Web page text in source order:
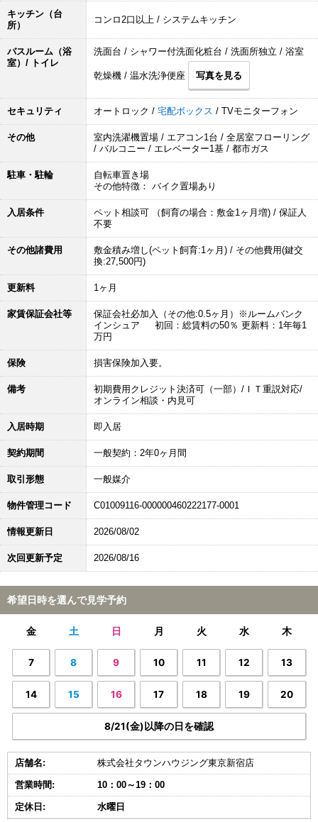
キッチン（台
所）
コンロ2口以上 / システムキッチン
バスルーム（浴
室）/ トイレ
洗面台 / シャワー付洗面化粧台 / 洗面所独立 / 浴室
乾燥機 / 温水洗浄便座 写真を見る
セキュリティ オートロック / 宅配ボックス / TVモニターフォン
その他
室内洗濯機置場 / エアコン1台 / 全居室フローリング
/ バルコニー / エレベーター1基 / 都市ガス
駐車・駐輪
自転車置き場
その他特徴： バイク置場あり
入居条件
ペット相談可 （飼育の場合：敷金1ヶ月増) / 保証人
不要
その他諸費用
敷金積み増し(ペット飼育:1ヶ月) / その他費用(鍵交
換:27,500円)
更新料 1ヶ月
家賃保証会社等
保証会社必加入（その他:0.5ヶ月）※ルームバンク
インシュア 初回：総賃料の50％ 更新料：1年毎1
万円
保険 損害保険加入要。
備考
初期費用クレジット決済可（一部）/ＩＴ重説対応/
オンライン相談・内見可
入居時期 即入居
契約期間 一般契約：2年0ヶ月間
取引形態 一般媒介
物件管理コード C01009116-000000460222177-0001
情報更新日 2026/08/02
次回更新予定 2026/08/16
希望日時を選んで見学予約
金 土 日 月 火 水 木
7 8 9 10 11 12 13
14 15 16 17 18 19 20
8/21(金)以降の日を確認
店舗名: 株式会社タウンハウジング東京新宿店
営業時間: 10：00～19：00
定休日: 水曜日